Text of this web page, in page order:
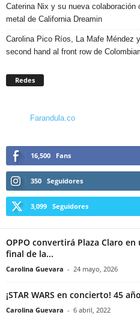
Caterina Nix y su nueva colaboración
metal de California Dreamin
Carolina Pico Ríos, La Mafe Méndez
second hand al front row de
Redes
Farandula.co
16,500 Fans
350 Seguidores
3,099 Seguidores
OPPO convertirá Plaza Claro
final de la...
Carolina Guevara - 24 mayo, 2026
¡STAR WARS en concierto! 45
Carolina Guevara - 6 abril, 2022